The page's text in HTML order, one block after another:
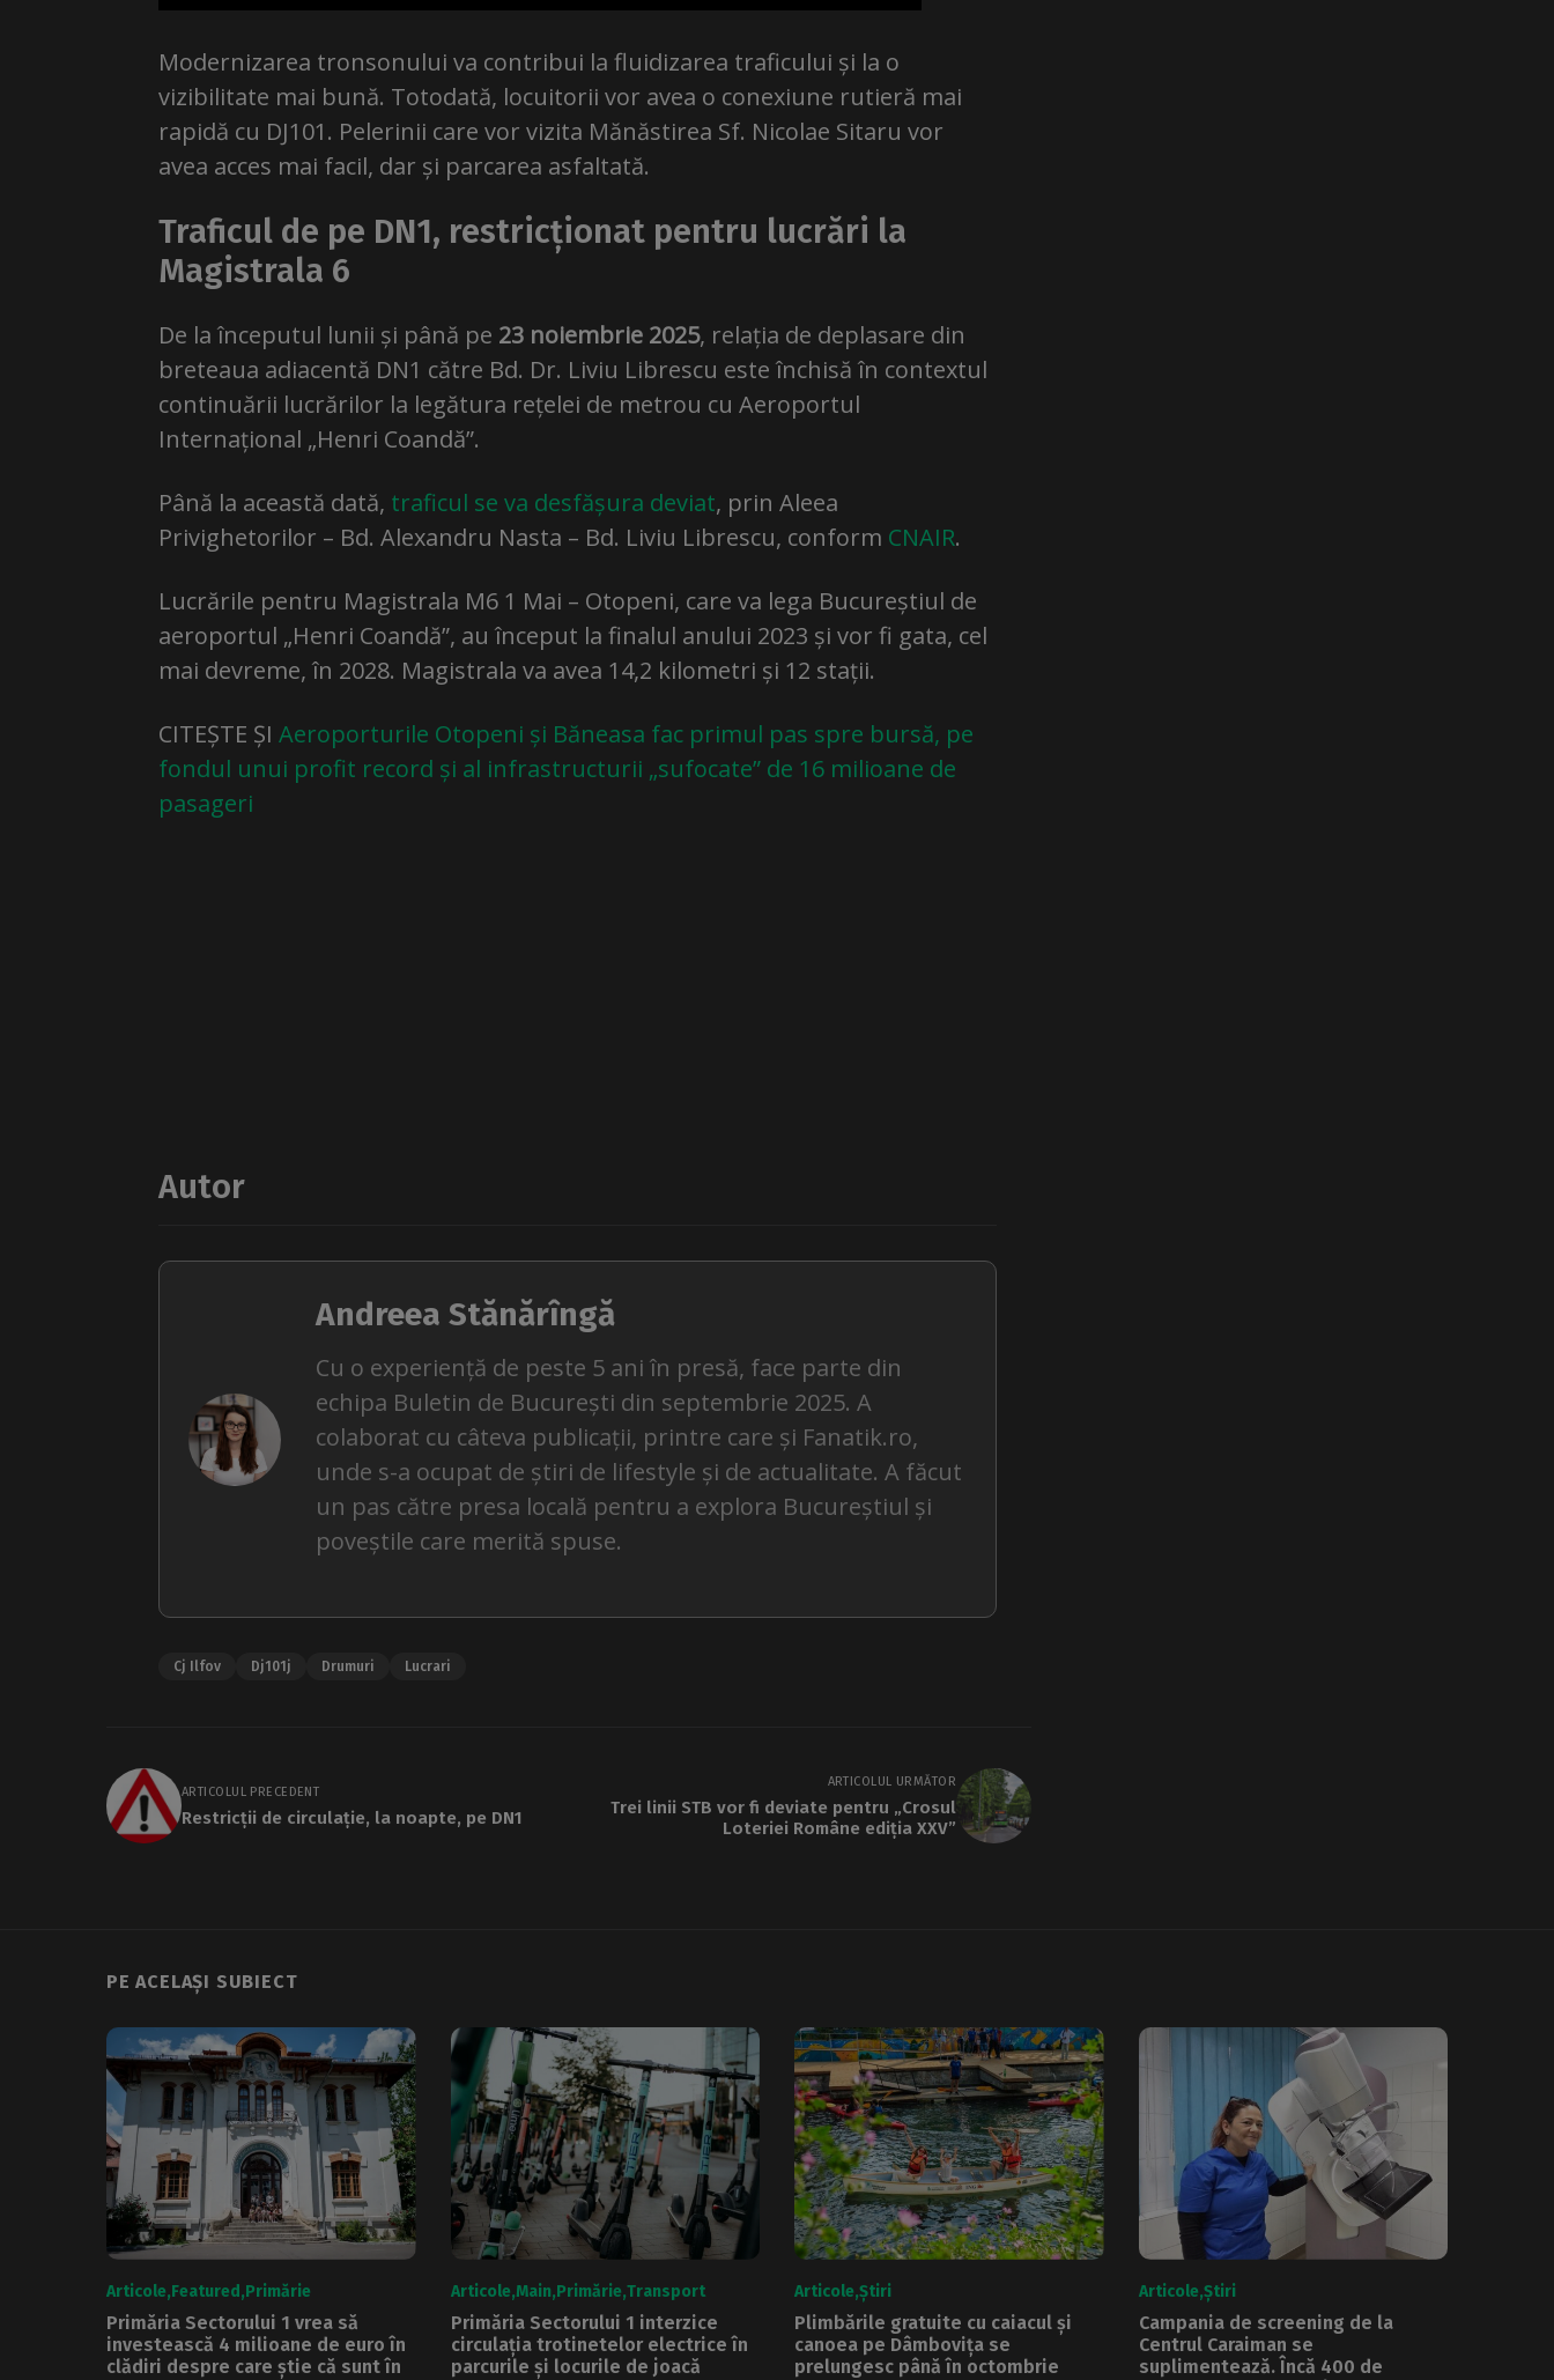
Modernizarea tronsonului va contribui la fluidizarea traficului și la o
vizibilitate mai bună. Totodată, locuitorii vor avea o conexiune rutieră mai
rapidă cu DJ101. Pelerinii care vor vizita Mănăstirea Sf. Nicolae Sitaru vor
avea acces mai facil, dar și parcarea asfaltată.
Traficul de pe DN1, restricționat pentru lucrări la
Magistrala 6
De la începutul lunii și până pe 23 noiembrie 2025, relația de deplasare din
breteaua adiacentă DN1 către Bd. Dr. Liviu Librescu este închisă în contextul
continuării lucrărilor la legătura rețelei de metrou cu Aeroportul
Internațional „Henri Coandă”.
Până la această dată, traficul se va desfășura deviat, prin Aleea
Privighetorilor – Bd. Alexandru Nasta – Bd. Liviu Librescu, conform CNAIR.
Lucrările pentru Magistrala M6 1 Mai – Otopeni, care va lega Bucureștiul de
aeroportul „Henri Coandă”, au început la finalul anului 2023 și vor fi gata, cel
mai devreme, în 2028. Magistrala va avea 14,2 kilometri și 12 stații.
CITEȘTE ȘI Aeroporturile Otopeni și Băneasa fac primul pas spre bursă, pe
fondul unui profit record și al infrastructurii „sufocate” de 16 milioane de
pasageri
Autor
Andreea Stănărîngă
Cu o experiență de peste 5 ani în presă, face parte din
echipa Buletin de București din septembrie 2025. A
colaborat cu câteva publicații, printre care și Fanatik.ro,
unde s-a ocupat de știri de lifestyle și de actualitate. A făcut
un pas către presa locală pentru a explora Bucureștiul și
poveștile care merită spuse.
Cj Ilfov Dj101j Drumuri Lucrari
ARTICOLUL PRECEDENT
Restricții de circulație, la noapte, pe DN1
ARTICOLUL URMĂTOR
Trei linii STB vor fi deviate pentru „Crosul
Loteriei Române ediția XXV”
PE ACELAȘI SUBIECT
Articole Featured Primărie
Primăria Sectorului 1 vrea să
investească 4 milioane de euro în
clădiri despre care știe că sunt în
Articole Main Primărie Transport
Primăria Sectorului 1 interzice
circulația trotinetelor electrice în
parcurile și locurile de joacă
Articole Știri
Plimbările gratuite cu caiacul și
canoea pe Dâmbovița se
prelungesc până în octombrie
Articole Știri
Campania de screening de la
Centrul Caraiman se
suplimentează. Încă 400 de